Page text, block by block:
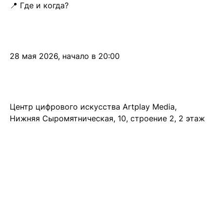
📍 Где и когда?
28 мая 2026, начало в 20:00
Центр цифрового искусства Artplay Media,
Нижняя Сыромятническая, 10, строение 2, 2 этаж